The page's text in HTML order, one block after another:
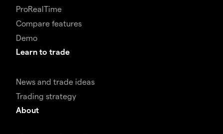
ProRealTime
Compare features
Demo
Learn to trade
News and trade ideas
Trading strategy
About